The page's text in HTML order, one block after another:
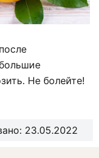
Не болейте!
23.05.2022